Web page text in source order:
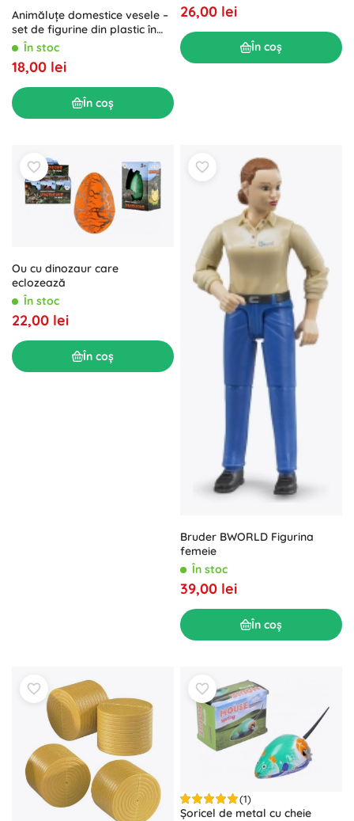
Animăluțe domestice vesele –
set de figurine din plastic în
săculeț
În stoc
18,00 lei
În coș
26,00 lei
În coș
Ou cu dinozaur care
eclozează
În stoc
22,00 lei
În coș
Bruder BWORLD Figurina
femeie
În stoc
39,00 lei
În coș
(1)
Șoricel de metal cu cheie